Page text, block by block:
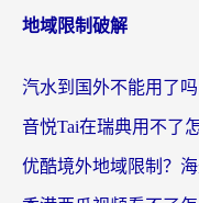
地域限制破解